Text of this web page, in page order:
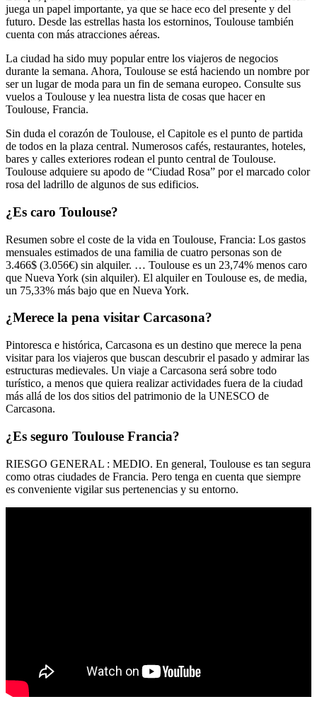
juega un papel importante, ya que se hace eco del presente y del
futuro. Desde las estrellas hasta los estorninos, Toulouse también
cuenta con más atracciones aéreas.
La ciudad ha sido muy popular entre los viajeros de negocios
durante la semana. Ahora, Toulouse se está haciendo un nombre por
ser un lugar de moda para un fin de semana europeo. Consulte sus
vuelos a Toulouse y lea nuestra lista de cosas que hacer en
Toulouse, Francia.
Sin duda el corazón de Toulouse, el Capitole es el punto de partida
de todos en la plaza central. Numerosos cafés, restaurantes, hoteles,
bares y calles exteriores rodean el punto central de Toulouse.
Toulouse adquiere su apodo de “Ciudad Rosa” por el marcado color
rosa del ladrillo de algunos de sus edificios.
¿Es caro Toulouse?
Resumen sobre el coste de la vida en Toulouse, Francia: Los gastos
mensuales estimados de una familia de cuatro personas son de
3.466$ (3.056€) sin alquiler. … Toulouse es un 23,74% menos caro
que Nueva York (sin alquiler). El alquiler en Toulouse es, de media,
un 75,33% más bajo que en Nueva York.
¿Merece la pena visitar Carcasona?
Pintoresca e histórica, Carcasona es un destino que merece la pena
visitar para los viajeros que buscan descubrir el pasado y admirar las
estructuras medievales. Un viaje a Carcasona será sobre todo
turístico, a menos que quiera realizar actividades fuera de la ciudad
más allá de los dos sitios del patrimonio de la UNESCO de
Carcasona.
¿Es seguro Toulouse Francia?
RIESGO GENERAL : MEDIO. En general, Toulouse es tan segura
como otras ciudades de Francia. Pero tenga en cuenta que siempre
es conveniente vigilar sus pertenencias y su entorno.